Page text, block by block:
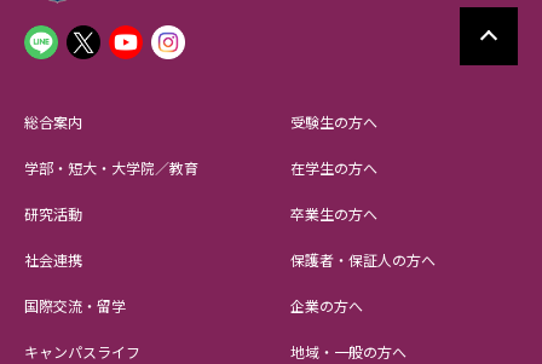
総合案内
学部・短大・大学院／教育
研究活動
社会連携
国際交流・留学
キャンパスライフ
受験生の方へ
在学生の方へ
卒業生の方へ
保護者・保証人の方へ
企業の方へ
地域・一般の方へ